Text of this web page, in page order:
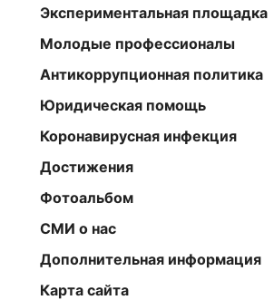
Экспериментальная площадка
Молодые профессионалы
Антикоррупционная политика
Юридическая помощь
Коронавирусная инфекция
Достижения
Фотоальбом
СМИ о нас
Дополнительная информация
Карта сайта